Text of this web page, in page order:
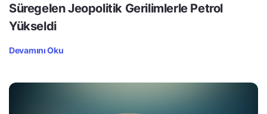
Süregelen Jeopolitik Gerilimlerle Petrol
Yükseldi
Devamını Oku